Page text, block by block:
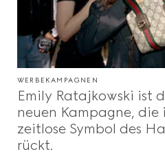
WERBEKAMPAGNEN
Emily Ratajkowski ist
neuen Kampagne, die
zeitlose Symbol des
rückt.